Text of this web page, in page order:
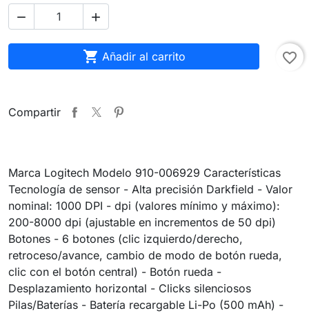
 
 Añadir al carrito favorite_border
Compartir
Marca Logitech Modelo 910-006929 Características
Tecnología de sensor - Alta precisión Darkfield - Valor
nominal: 1000 DPI - dpi (valores mínimo y máximo):
200-8000 dpi (ajustable en incrementos de 50 dpi)
Botones - 6 botones (clic izquierdo/derecho,
retroceso/avance, cambio de modo de botón rueda,
clic con el botón central) - Botón rueda -
Desplazamiento horizontal - Clicks silenciosos
Pilas/Baterías - Batería recargable Li-Po (500 mAh) -